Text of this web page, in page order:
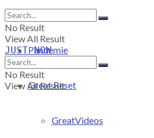
Pandemie
Great Reset
GreatVideos
No Result
View All Result
JUST-NOW
No Result
View All Result